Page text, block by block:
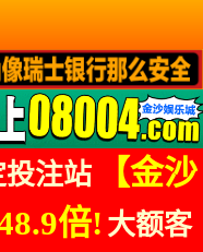
注站
【金沙
倍! 大额客